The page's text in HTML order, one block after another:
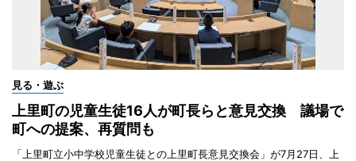
見る・遊ぶ
上里町の児童生徒16人が町長らと意見交換 議場で
町への提案、再質問も
「上里町立小中学校児童生徒との上里町長意見交換会」が7月27日、上